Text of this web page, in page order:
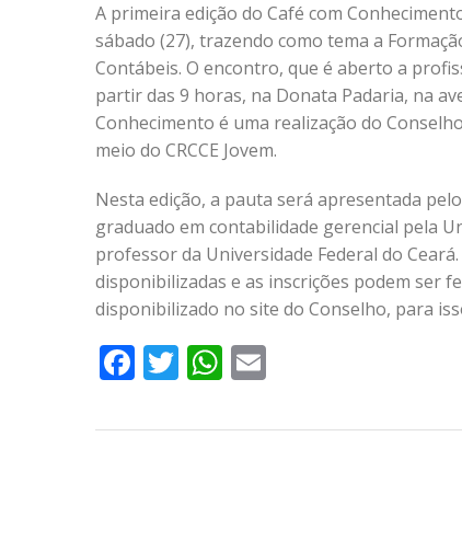
A primeira edição do Café com
sábado (27), trazendo como tema a
Contábeis. O encontro, que é aberto a
partir das 9 horas, na Donata Padaria, na
Conhecimento é uma realização do
meio do CRCCE Jovem.
Nesta edição, a pauta será apresentada
graduado em contabilidade gerencial pela
professor da Universidade Federal do
disponibilizadas e as inscrições podem ser
disponibilizado no site do Conselho, para
Facebook
TwitterWhatsApp